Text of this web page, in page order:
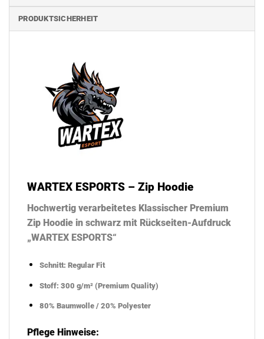
PRODUKTSICHERHEIT
WARTEX ESPORTS – Zip Hoodie
Hochwertig verarbeitetes Klassischer Premium
Zip Hoodie in schwarz mit Rückseiten-Aufdruck
„WARTEX ESPORTS“
Schnitt: Regular Fit
Stoff: 300 g/m² (Premium Quality)
80% Baumwolle / 20% Polyester
Pflege Hinweise: